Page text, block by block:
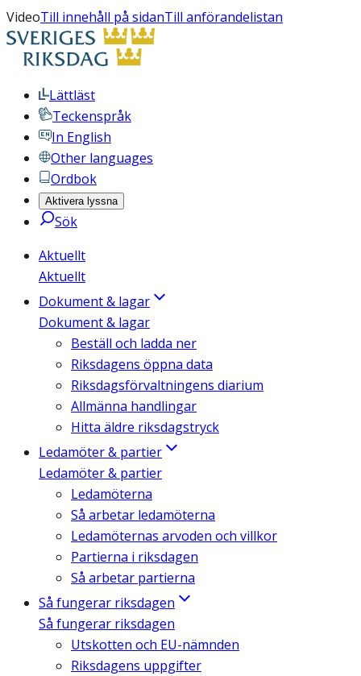
VideoTill innehåll på sidanTill anförandelistan
Lättläst
Teckenspråk
In English
Other languages
Ordbok
Aktivera lyssna
Sök
Aktuellt
Aktuellt
Dokument & lagar
Dokument & lagar
Beställ och ladda ner
Riksdagens öppna data
Riksdagsförvaltningens diarium
Allmänna handlingar
Hitta äldre riksdagstryck
Ledamöter & partier
Ledamöter & partier
Ledamöterna
Så arbetar ledamöterna
Ledamöternas arvoden och villkor
Partierna i riksdagen
Så arbetar partierna
Så fungerar riksdagen
Så fungerar riksdagen
Utskotten och EU-nämnden
Riksdagens uppgifter